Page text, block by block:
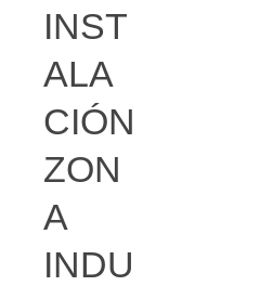
INST
ALA
CIÓN
ZON
A
INDU